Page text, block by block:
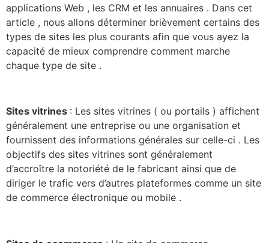
applications Web , les CRM et les annuaires . Dans cet
article , nous allons déterminer brièvement certains des
types de sites les plus courants afin que vous ayez la
capacité de mieux comprendre comment marche
chaque type de site .
Sites vitrines : Les sites vitrines ( ou portails ) affichent
généralement une entreprise ou une organisation et
fournissent des informations générales sur celle-ci . Les
objectifs des sites vitrines sont généralement
d’accroître la notoriété de le fabricant ainsi que de
diriger le trafic vers d’autres plateformes comme un site
de commerce électronique ou mobile .